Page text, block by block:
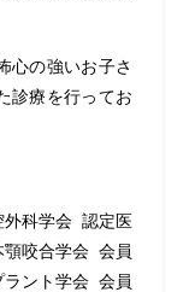
心の強いお子さ
診療を行ってお
科学会 認定医
咬合学会 会員
ラント学会 会員